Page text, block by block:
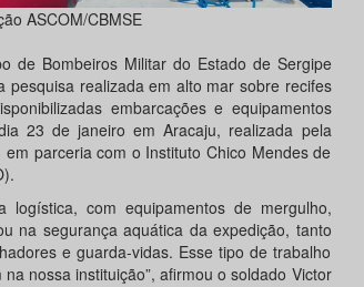
ASCOM/CBMSE
de Bombeiros Militar do Estado de Sergipe
pesquisa realizada em alto mar sobre recifes
embarcações e equipamentos
23 de janeiro em Aracaju, realizada pela
parceria com o Instituto Chico Mendes de
com equipamentos de mergulho,
na segurança aquática da expedição, tanto
e guarda-vidas. Esse tipo de trabalho
nossa instituição”, afirmou o soldado Victor